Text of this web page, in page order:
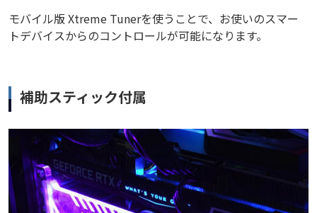
モバイル版 Xtreme Tunerを使うことで、お使いのスマー
トデバイスからのコントロールが可能になります。
補助スティック付属